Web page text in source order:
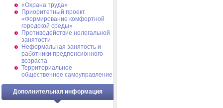
«Охрана труда»
Приоритетный проект
«Формирование комфортной
городской среды»
Противодействие нелегальной
занятости
Неформальная занятость и
работники предпенсионного
возраста
Территориальное
общественное самоуправление
Дополнительная информация